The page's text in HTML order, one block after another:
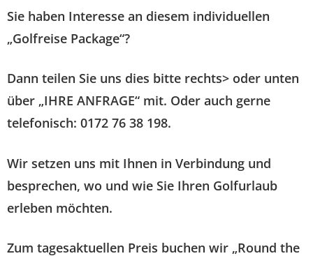
Sie haben Interesse an diesem individuellen
„Golfreise Package“?
Dann teilen Sie uns dies bitte rechts> oder unten
über „IHRE ANFRAGE“ mit. Oder auch gerne
telefonisch: 0172 76 38 198.
Wir setzen uns mit Ihnen in Verbindung und
besprechen, wo und wie Sie Ihren Golfurlaub
erleben möchten.
Zum tagesaktuellen Preis buchen wir „Round the